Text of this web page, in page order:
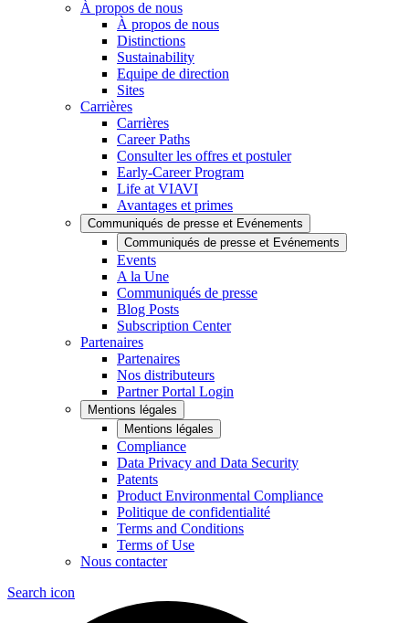
À propos de nous
À propos de nous
Distinctions
Sustainability
Equipe de direction
Sites
Carrières
Carrières
Career Paths
Consulter les offres et postuler
Early-Career Program
Life at VIAVI
Avantages et primes
Communiqués de presse et Evénements
Communiqués de presse et Evénements
Events
A la Une
Communiqués de presse
Blog Posts
Subscription Center
Partenaires
Partenaires
Nos distributeurs
Partner Portal Login
Mentions légales
Mentions légales
Compliance
Data Privacy and Data Security
Patents
Product Environmental Compliance
Politique de confidentialité
Terms and Conditions
Terms of Use
Nous contacter
Search icon